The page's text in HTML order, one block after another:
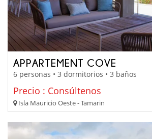
APPARTEMENT COVE
6 personas • 3 dormitorios • 3 baños
Precio : Consúltenos
Isla Mauricio Oeste - Tamarin